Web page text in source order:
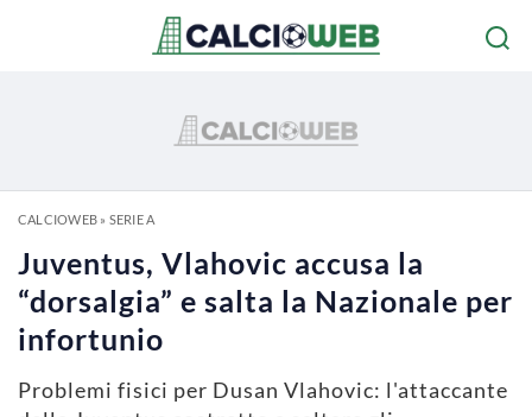
CALCIOWEB» SERIE A
Juventus, Vlahovic accusa la
“dorsalgia” e salta la Nazionale per
infortunio
Problemi fisici per Dusan Vlahovic: l'attaccante